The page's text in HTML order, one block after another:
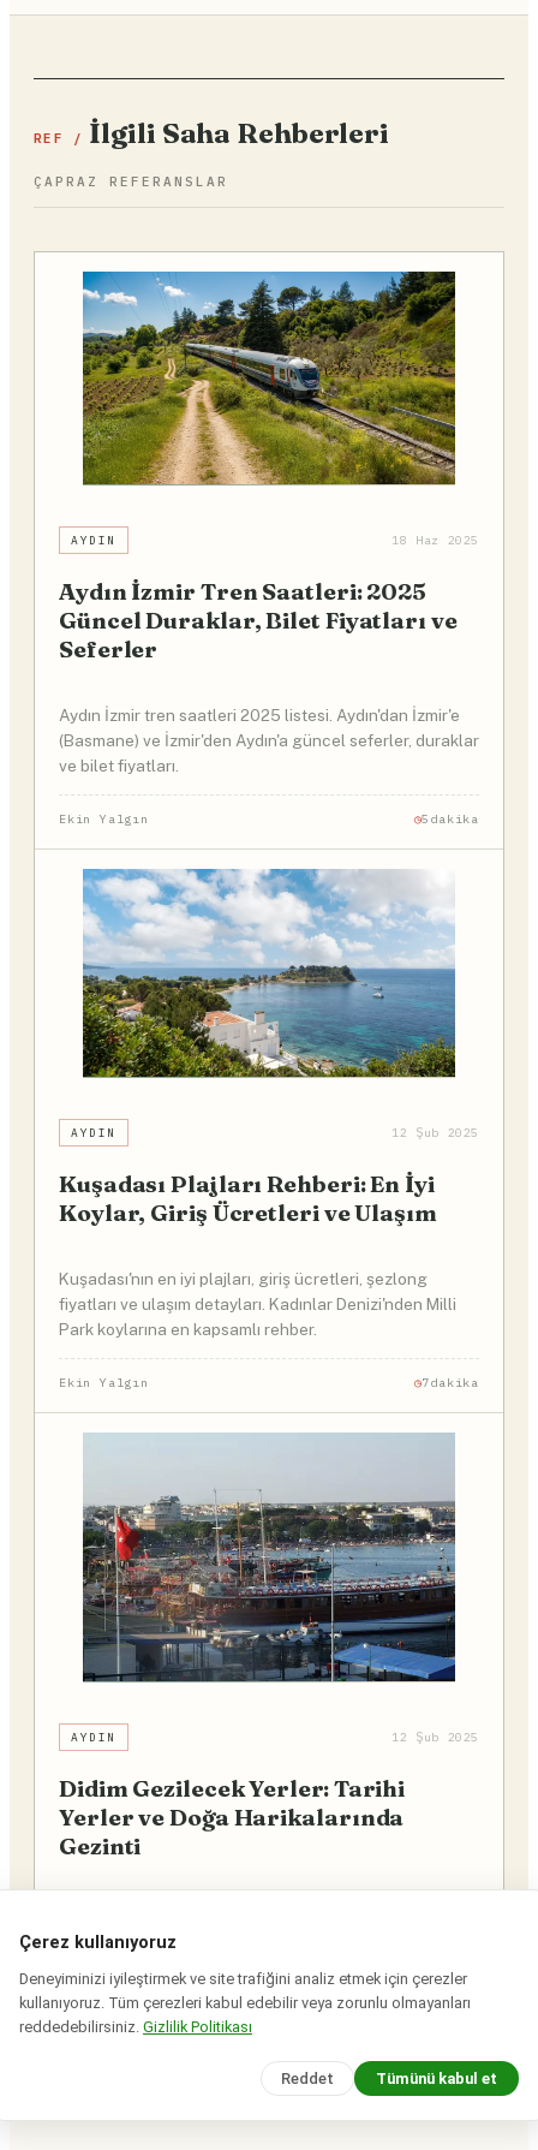
REF / İlgili Saha Rehberleri
ÇAPRAZ REFERANSLAR
AYDIN 18 Haz 2025
Aydın İzmir Tren Saatleri: 2025
Güncel Duraklar, Bilet Fiyatları ve
Seferler
Aydın İzmir tren saatleri 2025 listesi. Aydın'dan İzmir'e
(Basmane) ve İzmir'den Aydın'a güncel seferler, duraklar
ve bilet fiyatları.
Ekin Yalgın 5dakika
AYDIN 12 Şub 2025
Kuşadası Plajları Rehberi: En İyi
Koylar, Giriş Ücretleri ve Ulaşım
Kuşadası'nın en iyi plajları, giriş ücretleri, şezlong
fiyatları ve ulaşım detayları. Kadınlar Denizi'nden Milli
Park koylarına en kapsamlı rehber.
Ekin Yalgın 7dakika
AYDIN 12 Şub 2025
Didim Gezilecek Yerler: Tarihi
Yerler ve Doğa Harikalarında
Gezinti
tarihi yapılara, doğal alanlardan plajlara ve koylara
Ekin Yalgın 6dakika
Çerez kullanıyoruz
Deneyiminizi iyileştirmek ve site trafiğini analiz etmek için çerezler
kullanıyoruz. Tüm çerezleri kabul edebilir veya zorunlu olmayanları
reddedebilirsiniz. Gizlilik Politikası
Reddet Tümünü kabul et